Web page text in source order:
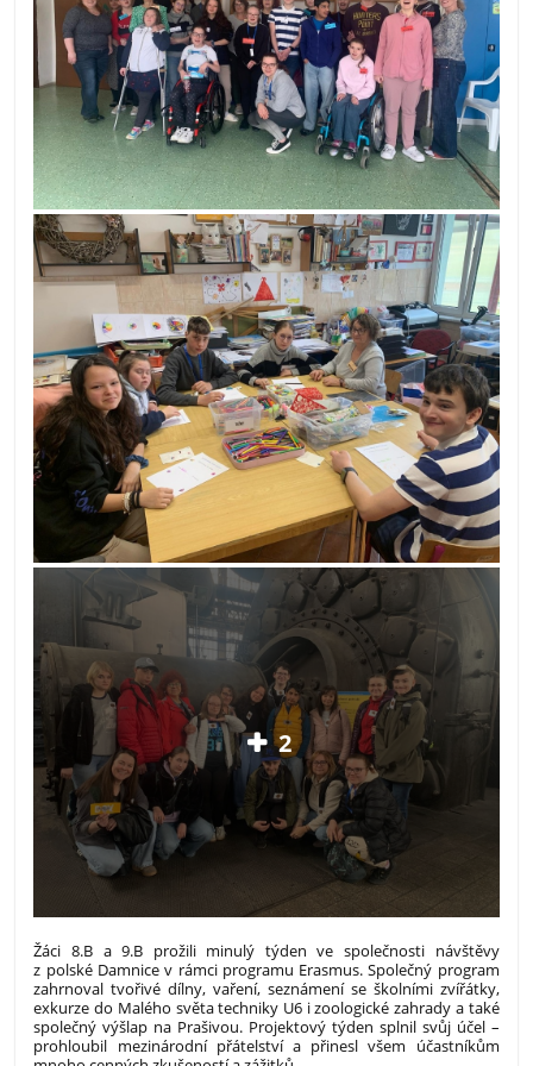
2
Žáci 8.B a 9.B prožili minulý týden ve společnosti návštěvy
z polské Damnice v rámci programu Erasmus. Společný program
zahrnoval tvořivé dílny, vaření, seznámení se školními zvířátky,
exkurze do Malého světa techniky U6 i zoologické zahrady a také
společný výšlap na Prašivou. Projektový týden splnil svůj účel –
prohloubil mezinárodní přátelství a přinesl všem účastníkům